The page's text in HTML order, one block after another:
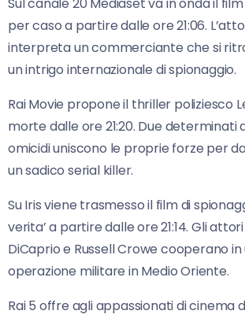
per caso a partire dalle ore 21:06.
interpreta un commerciante che si
un intrigo internazionale di spionaggio.
Rai Movie propone il thriller poliziesco
morte dalle ore 21:20. Due determinati
omicidi uniscono le proprie forze per
un sadico serial killer.
Su Iris viene trasmesso il film di
verita’ a partire dalle ore 21:14. Gli
DiCaprio e Russell Crowe cooperano
operazione militare in Medio Oriente.
Rai 5 offre agli appassionati di cinema